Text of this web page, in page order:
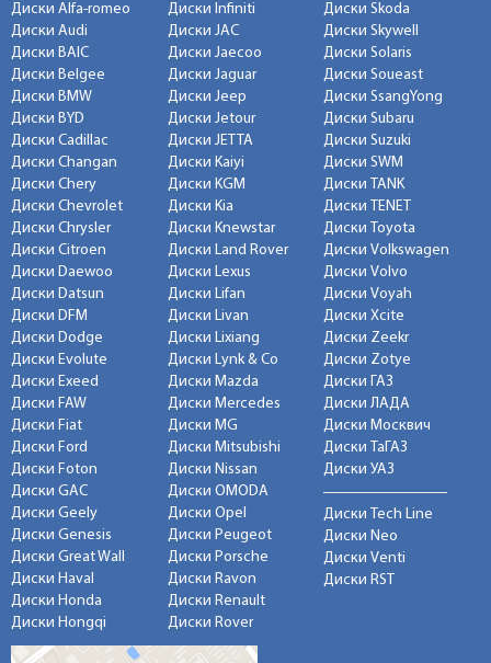
Диски Alfa-romeo
Диски Audi
Диски BAIC
Диски Belgee
Диски BMW
Диски BYD
Диски Cadillac
Диски Changan
Диски Chery
Диски Chevrolet
Диски Chrysler
Диски Citroen
Диски Daewoo
Диски Datsun
Диски DFM
Диски Dodge
Диски Evolute
Диски Exeed
Диски FAW
Диски Fiat
Диски Ford
Диски Foton
Диски GAC
Диски Geely
Диски Genesis
Диски Great Wall
Диски Haval
Диски Honda
Диски Hongqi
Диски Infiniti
Диски JAC
Диски Jaecoo
Диски Jaguar
Диски Jeep
Диски Jetour
Диски JETTA
Диски Kaiyi
Диски KGM
Диски Kia
Диски Knewstar
Диски Land Rover
Диски Lexus
Диски Lifan
Диски Livan
Диски Lixiang
Диски Lynk & Co
Диски Mazda
Диски Mercedes
Диски MG
Диски Mitsubishi
Диски Nissan
Диски OMODA
Диски Opel
Диски Peugeot
Диски Porsche
Диски Ravon
Диски Renault
Диски Rover
Диски Skoda
Диски Skywell
Диски Solaris
Диски Soueast
Диски SsangYong
Диски Subaru
Диски Suzuki
Диски SWM
Диски TANK
Диски TENET
Диски Toyota
Диски Volkswagen
Диски Volvo
Диски Voyah
Диски Xcite
Диски Zeekr
Диски Zotye
Диски ГАЗ
Диски ЛАДА
Диски Москвич
Диски ТаГАЗ
Диски УАЗ
Диски Tech Line
Диски Neo
Диски Venti
Диски RST